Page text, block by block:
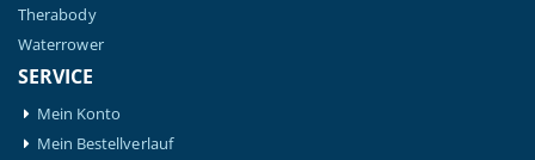
Therabody
Waterrower
SERVICE
Mein Konto
Mein Bestellverlauf